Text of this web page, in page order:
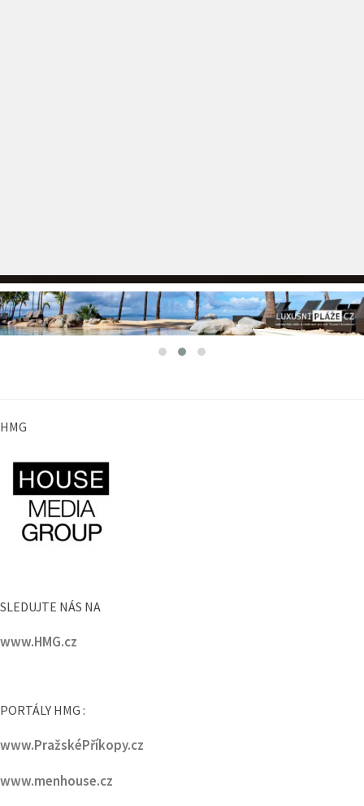
HMG
SLEDUJTE NÁS NA
www.HMG.cz
PORTÁLY HMG :
www.PražskéPříkopy.cz
www.menhouse.cz